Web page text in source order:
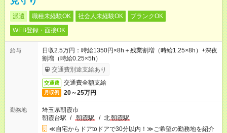
派遣 職種未経験OK 社会人未経験OK
ブランクOK
WEB登録・面接OK
給与
日収2.5万円：時給1350円×8h＋残業割増（時給1.25×8h）+深夜
割増（時給0.25×5h）
交通費別途支給あり
交通費 交通費全額支給
月収例 20～25万円
勤務地
埼玉県朝霞市
朝霞台駅 / 朝霞駅 / 北朝霞駅
≪自宅からドアtoドアで30分以内！≫ご希望の勤務地を紹介